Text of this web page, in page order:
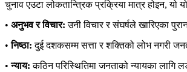
चुनाव एउटा लोकतान्त्रिक प्रक्रिया मात्र होइन, यो
• अनुभव र विचार: उनी विचार र संघर्षले खारिएका
•निष्ठा: दुई दशकसम्म सत्ता र शक्तिको लोभ नगरी
•न्याय: कठिन परिस्थितिमा जनताको न्यायका